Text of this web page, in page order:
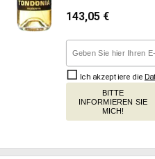
143,05 €
Ich akzeptiere die
BITTE
INFORMIEREN SIE
MICH!